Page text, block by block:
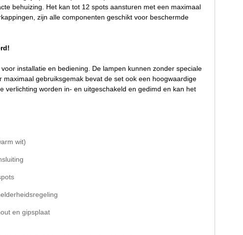
behuizing. Het kan tot 12 spots aansturen met een maximaal
zijn alle componenten geschikt voor beschermde
installatie en bediening. De lampen kunnen zonder speciale
gebruiksgemak bevat de set ook een hoogwaardige
verlichting worden in- en uitgeschakeld en gedimd en kan het
wit)
en gipsplaat